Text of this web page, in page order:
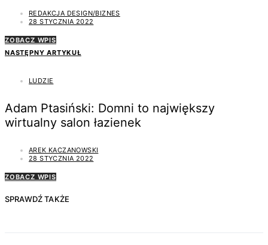
REDAKCJA DESIGN/BIZNES
28 STYCZNIA 2022
ZOBACZ WPIS
NASTĘPNY ARTYKUŁ
LUDZIE
Adam Ptasiński: Domni to największy
wirtualny salon łazienek
AREK KACZANOWSKI
28 STYCZNIA 2022
ZOBACZ WPIS
SPRAWDŹ TAKŻE